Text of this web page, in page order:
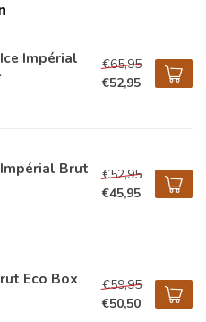
Impérial
€65,95
€52,95
Brut
€52,95
€45,95
Eco Box
€59,95
€50,50